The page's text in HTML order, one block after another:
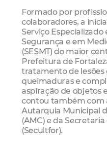
Formado por
colaboradores, a
Serviço
Segurança e em
(SESMT) do maior
Prefeitura de
tratamento de lesões
queimaduras e
aspiração de objetos
contou também com
Autarquia Municipal
(AMC) e da
(Secultfor).